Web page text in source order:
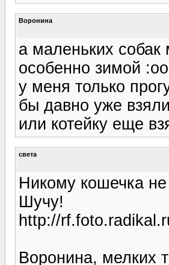
Воронина
а маленьких собак
особенно зимой
у меня только
бы давно уже
или котейку еще
света
Никому кошечка
Шучу!
http://
Воронина, мелких